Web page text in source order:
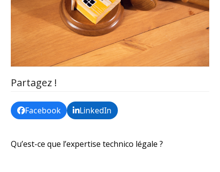
Partagez !
Facebook LinkedIn
Qu’est-ce que l’expertise technico légale ?